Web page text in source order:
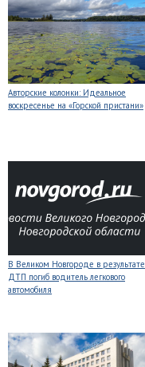
Авторские колонки: Идеальное
воскресенье на «Горской пристани»
В Великом Новгороде в результате
ДТП погиб водитель легкового
автомобиля